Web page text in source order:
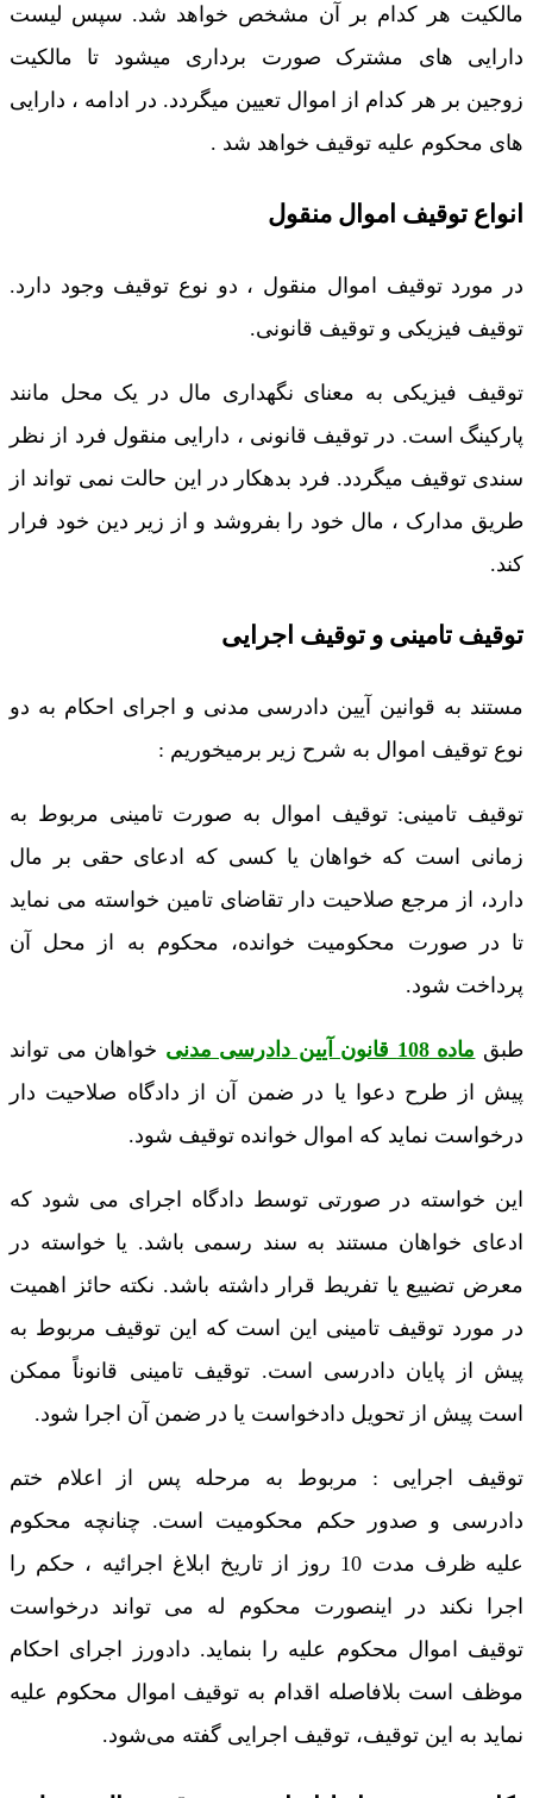
مالکیت هر کدام بر آن مشخص خواهد شد. سپس لیست
دارایی های مشترک صورت برداری میشود تا مالکیت
زوجین بر هر کدام از اموال تعیین میگردد. در ادامه ، دارایی
های محکوم علیه توقیف خواهد شد .
انواع توقیف اموال منقول
در مورد توقیف اموال منقول ، دو نوع توقیف وجود دارد.
توقیف فیزیکی و توقیف قانونی.
توقیف فیزیکی به معنای نگهداری مال در یک محل مانند
پارکینگ است. در توقیف قانونی ، دارایی منقول فرد از نظر
سندی توقیف میگردد. فرد بدهکار در این حالت نمی تواند از
طریق مدارک ، مال خود را بفروشد و از زیر دین خود فرار
کند.
توقیف تامینی و توقیف اجرایی
مستند به قوانین آیین دادرسی مدنی و اجرای احکام به دو
نوع توقیف اموال به شرح زیر برمیخوریم :
توقیف تامینی: توقیف اموال به صورت تامینی مربوط به
زمانی است که خواهان یا کسی که ادعای حقی بر مال
دارد، از مرجع صلاحیت دار تقاضای تامین خواسته می نماید
تا در صورت محکومیت خوانده، محکوم به از محل آن
پرداخت شود.
طبق ماده 108 قانون آیین دادرسی مدنی
خواهان می تواند
پیش از طرح دعوا یا در ضمن آن از دادگاه صلاحیت دار
درخواست نماید که اموال خوانده توقیف شود.
این خواسته در صورتی توسط دادگاه اجرای می شود که
ادعای خواهان مستند به سند رسمی باشد. یا خواسته در
معرض تضییع یا تفریط قرار داشته باشد. نکته حائز اهمیت
در مورد توقیف تامینی این است که این توقیف مربوط به
پیش از پایان دادرسی است. توقیف تامینی قانوناً ممکن
است پیش از تحویل دادخواست یا در ضمن آن اجرا شود.
توقیف اجرایی : مربوط به مرحله پس از اعلام ختم
دادرسی و صدور حکم محکومیت است. چنانچه محکوم
علیه ظرف مدت 10 روز از تاریخ ابلاغ اجرائیه ، حکم را
اجرا نکند در اینصورت محکوم له می تواند درخواست
توقیف اموال محکوم علیه را بنماید. دادورز اجرای احکام
موظف است بلافاصله اقدام به توقیف اموال محکوم‌ علیه
نماید به این توقیف، توقیف اجرایی گفته می‌شود.